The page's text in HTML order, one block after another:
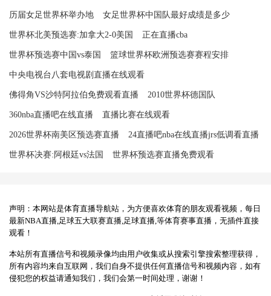
历届女足世界杯举办地 女足世界杯中国队最好成绩是多少
世界杯北美预选赛:加拿大2-0美国 正在直播cba
世界杯预选赛中国vs泰国 篮球世界杯欧洲预选赛赛程安排
中央电视台八套电视剧直播在线观看
佛得角VS沙特阿拉伯免费观看直播 2010世界杯德国队
360nba直播吧在线直播 直播比赛在线观看
2026世界杯南美区预选赛直播 24直播吧nba在线直播jrs低调看直播
世界杯决赛:阿根廷vs法国 世界杯预选赛直播免费观看
声明：本网站是体育直播导航站，为方便喜欢体育的朋友观看视频，每日
最新NBA直播,足球五大联赛直播,足球直播,等体育赛事直播，无插件直接
观看！
本站所有直播信号和视频录像均由用户收集或从搜索引擎搜索整理获得，
所有内容均来自互联网，我们自身不提供任何直播信号和视频内容，如有
侵犯您的权益请通知我们，我们会第一时间处理，谢谢！